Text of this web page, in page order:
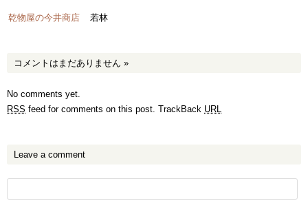
乾物屋の今井商店 若林
コメントはまだありません »
No comments yet.
RSS feed for comments on this post. TrackBack URL
Leave a comment